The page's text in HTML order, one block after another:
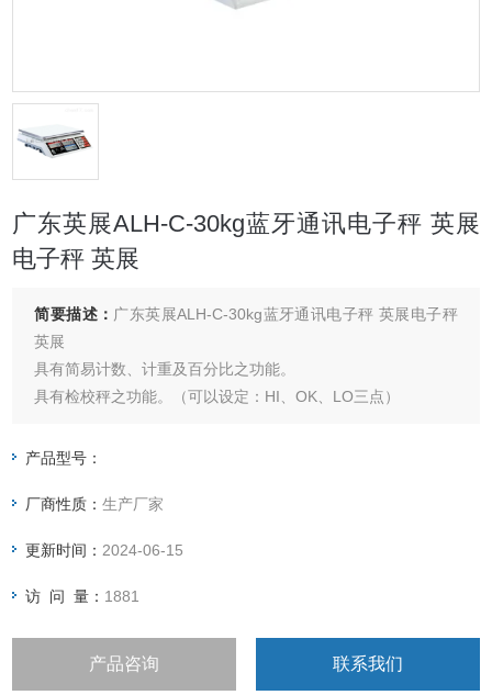
广东英展ALH-C-30kg蓝牙通讯电子秤 英展
电子秤 英展
简要描述： 广东英展ALH-C-30kg蓝牙通讯电子秤 英展电子秤
英展
具有简易计数、计重及百分比之功能。
具有检校秤之功能。（可以设定：HI、OK、LO三点）
具有15段滤波稳定范围设定之功能。
具有设计良好之运送保护点功能。电力不足时有明确
产品型号：
厂商性质：生产厂家
更新时间： 2024-06-15
访 问 量： 1881
产品咨询 联系我们